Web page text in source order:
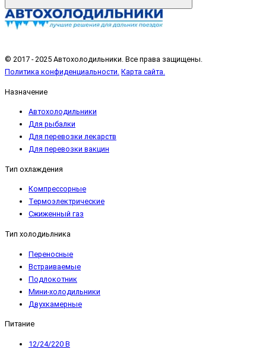
© 2017 - 2025 Автохолодильники. Все права защищены.
Политика конфиденциальности. Карта сайта.
Назначение
Автохолодильники
Для рыбалки
Для перевозки лекарств
Для перевозки вакцин
Тип охлаждения
Компрессорные
Термоэлектрические
Сжиженный газ
Тип холодиьлника
Переносные
Встраиваемые
Подлокотник
Мини-холодильники
Двухкамерные
Питание
12/24/220 В